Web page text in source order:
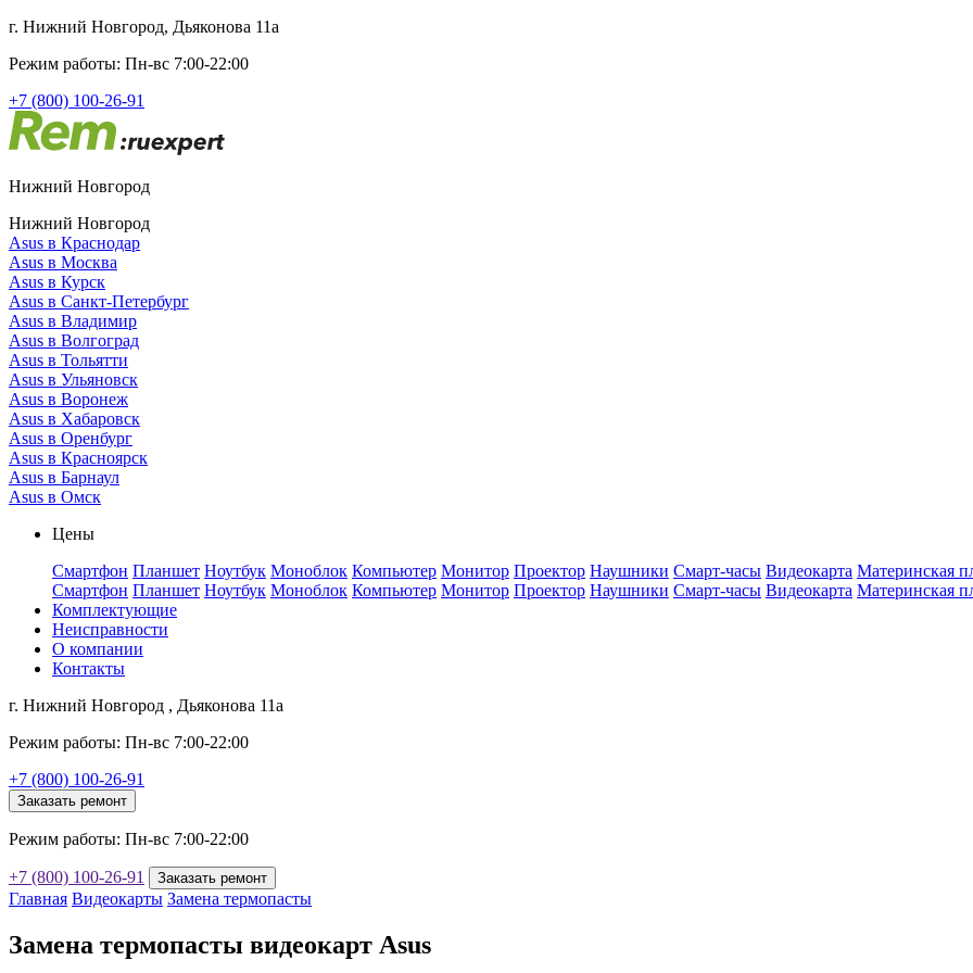
г. Нижний Новгород, Дьяконова 11а
Режим работы: Пн-вс 7:00-22:00
+7 (800) 100-26-91
Нижний Новгород
Нижний Новгород
Asus в Краснодар
Asus в Москва
Asus в Курск
Asus в Санкт-Петербург
Asus в Владимир
Asus в Волгоград
Asus в Тольятти
Asus в Ульяновск
Asus в Воронеж
Asus в Хабаровск
Asus в Оренбург
Asus в Красноярск
Asus в Барнаул
Asus в Омск
Цены
Смартфон Планшет Ноутбук Моноблок Компьютер Монитор Проектор Наушники Смарт-часы Видеокарта Материнская
Смартфон Планшет Ноутбук Моноблок Компьютер Монитор Проектор Наушники Смарт-часы Видеокарта Материнская
Комплектующие
Неисправности
О компании
Контакты
г. Нижний Новгород , Дьяконова 11а
Режим работы: Пн-вс 7:00-22:00
+7 (800) 100-26-91
Заказать ремонт
Режим работы: Пн-вс 7:00-22:00
+7 (800) 100-26-91 Заказать ремонт
Главная Видеокарты Замена термопасты
Замена термопасты видеокарт Asus